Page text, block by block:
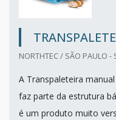
NORTHTEC / SÃO PAULO -
A Transpaleteira
faz parte da estrutura
é um produto muito